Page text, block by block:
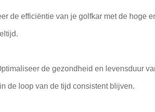
de efficiëntie van je golfkar met de hoge
de gezondheid en levensduur
de loop van de tijd consistent blijven.